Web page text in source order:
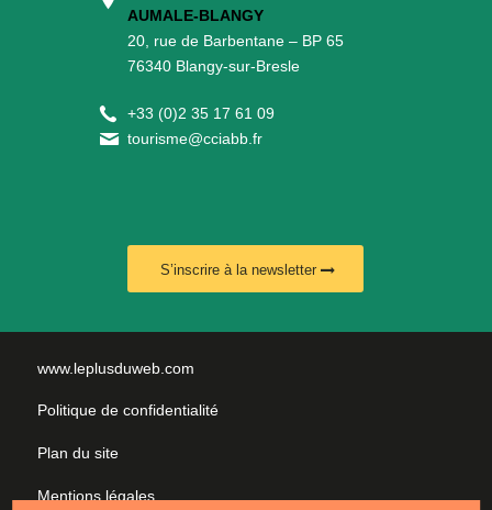
AUMALE-BLANGY
20, rue de Barbentane – BP 65
76340 Blangy-sur-Bresle
+33 (0)2 35 17 61 09
tourisme@cciabb.fr
S’inscrire à la newsletter
www.leplusduweb.com
Politique de confidentialité
Plan du site
Mentions légales